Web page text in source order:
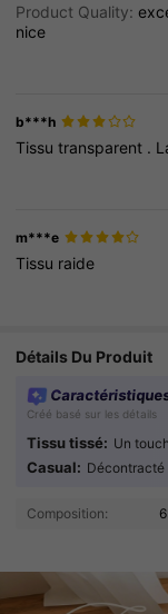
Product Quality:
nice
b***h
Tissutransparent .
m***e
Tissu raide
Détails Du Produit
Créé basé sur les détails
Tissu tissé: Un
Casual: Décontracté
Composition: